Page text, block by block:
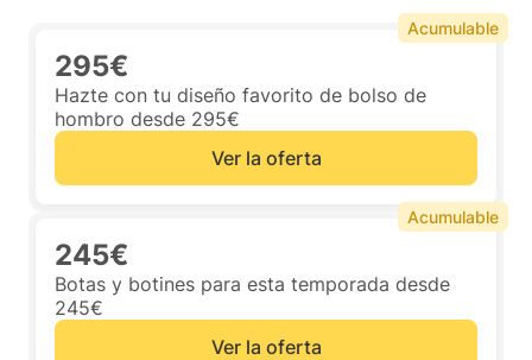
295€
Hazte con tu diseño favorito de bolso de
hombro desde 295€
Ver la oferta
Acumulable
245€
Botas y botines para esta temporada desde
245€
Ver la oferta
Acumulable